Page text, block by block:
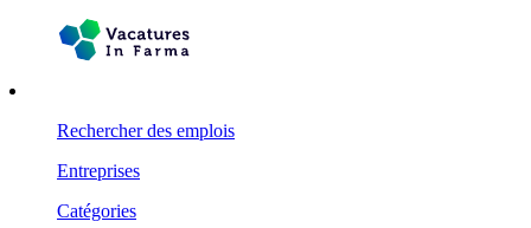
Rechercher des emplois
Entreprises
Catégories